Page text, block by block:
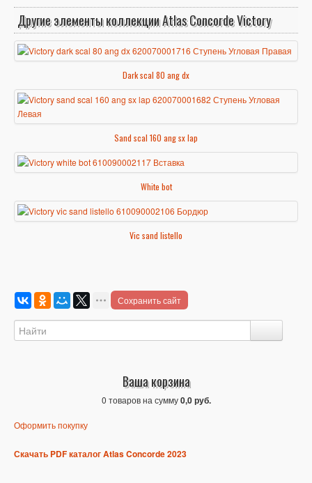
Другие элементы коллекции Atlas Concorde Victory
Dark scal 80 ang dx
Sand scal 160 ang sx lap
White bot
Vic sand listello
Сохранить сайт
Ваша корзина
0 товаров на сумму0,0 руб.
Оформить покупку
Скачать PDF каталог Atlas Concorde 2023